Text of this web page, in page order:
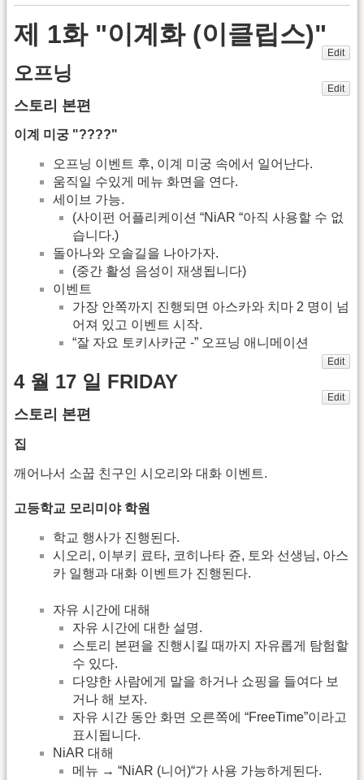
제 1화 "이계화 (이클립스)"
Edit
오프닝
Edit
스토리 본편
이계 미궁 "????"
오프닝 이벤트 후, 이계 미궁 속에서 일어난다.
움직일 수있게 메뉴 화면을 연다.
세이브 가능.
(사이펀 어플리케이션 “NiAR “아직 사용할 수 없
습니다.)
돌아나와 오솔길을 나아가자.
(중간 활성 음성이 재생됩니다)
이벤트
가장 안쪽까지 진행되면 아스카와 치마 2 명이 넘
어져 있고 이벤트 시작.
“잘 자요 토키사카군 -” 오프닝 애니메이션
Edit
4 월 17 일 FRIDAY
Edit
스토리 본편
집
깨어나서 소꿉 친구인 시오리와 대화 이벤트.
고등학교 모리미야 학원
학교 행사가 진행된다.
시오리, 이부키 료타, 코히나타 쥰, 토와 선생님, 아스
카 일행과 대화 이벤트가 진행된다.
자유 시간에 대해
자유 시간에 대한 설명.
스토리 본편을 진행시킬 때까지 자유롭게 탐험할
수 있다.
다양한 사람에게 말을 하거나 쇼핑을 들여다 보
거나 해 보자.
자유 시간 동안 화면 오른쪽에 “FreeTime”이라고
표시됩니다.
NiAR 대해
메뉴 → “NiAR (니어)“가 사용 가능하게된다.